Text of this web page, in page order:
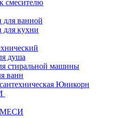
смесителю
для ванной
для кухни
душа
стиральной машины
ванн
Юникорн